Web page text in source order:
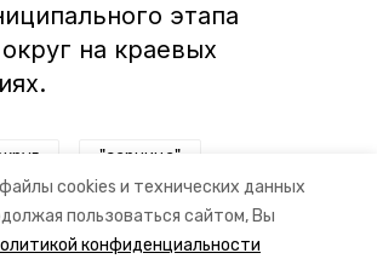
cookies и технических данных
пользоваться сайтом, Вы
конфиденциальности
этапа
на краевых
"зарница"
военно-спортивная игра